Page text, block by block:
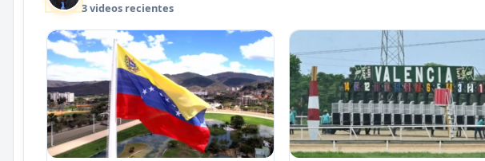
3 videos recientes